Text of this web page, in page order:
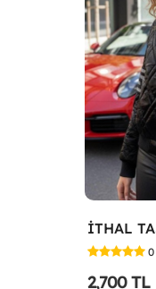
0
2,700 TL